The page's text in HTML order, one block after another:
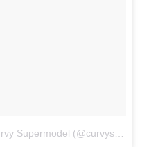
Un vídeo publicado por Curvy Supermodel (@curvysupermodel)